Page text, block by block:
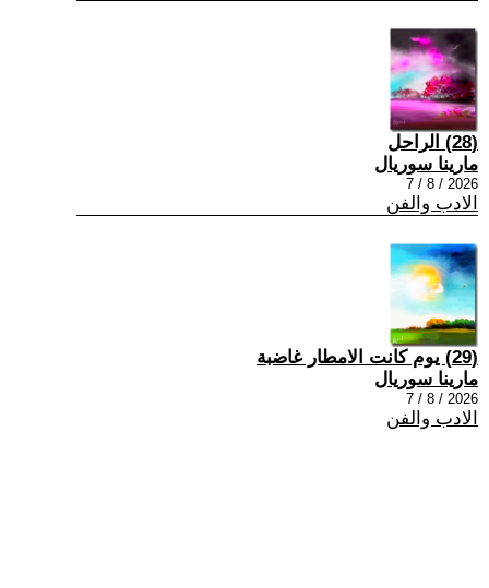
(28) الراحل
مارينا سوريال
2026 / 8 / 7
الادب والفن
(29) يوم كانت الامطار غاضبة
مارينا سوريال
2026 / 8 / 7
الادب والفن